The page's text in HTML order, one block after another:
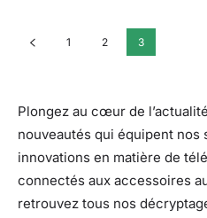
1 2 3
Plongez au cœur de
nouveautés qui équipent nos
innovations en matière de
connectés aux accessoires
retrouvez tous nos